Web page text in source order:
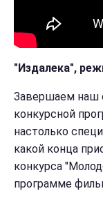
"Издалека",
Завершаем наш
конкурсной
настолько
какой конца
конкурса
программе